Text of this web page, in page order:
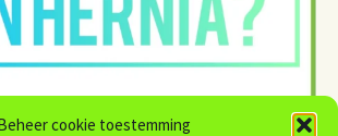
cookie toestemming